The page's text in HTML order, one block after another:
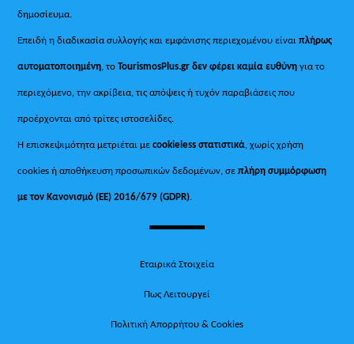
δημοσίευμα.
Επειδή η διαδικασία συλλογής και εμφάνισης περιεχομένου είναιπλήρως
αυτοματοποιημένη, τοTourismosPlus.gr δεν φέρει καμία ευθύνη για το
περιεχόμενο, την ακρίβεια, τις απόψεις ή τυχόν παραβιάσεις που
προέρχονται από τρίτες ιστοσελίδες.
Η επισκεψιμότητα μετριέται μεcookieless στατιστικά, χωρίς χρήση
cookies ή αποθήκευση προσωπικών δεδομένων, σεπλήρη συμμόρφωση
με τον Κανονισμό (ΕΕ) 2016/679 (GDPR).
Εταιρικά Στοιχεία
Πως Λειτουργεί
Πολιτική Απορρήτου & Cookies